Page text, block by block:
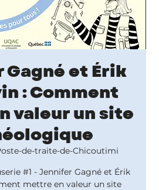
et Érik
: Comment
valeur un site
de-traite-de-Chicoutimi
#1 - Jennifer Gagné et Érik
mettre en valeur un site